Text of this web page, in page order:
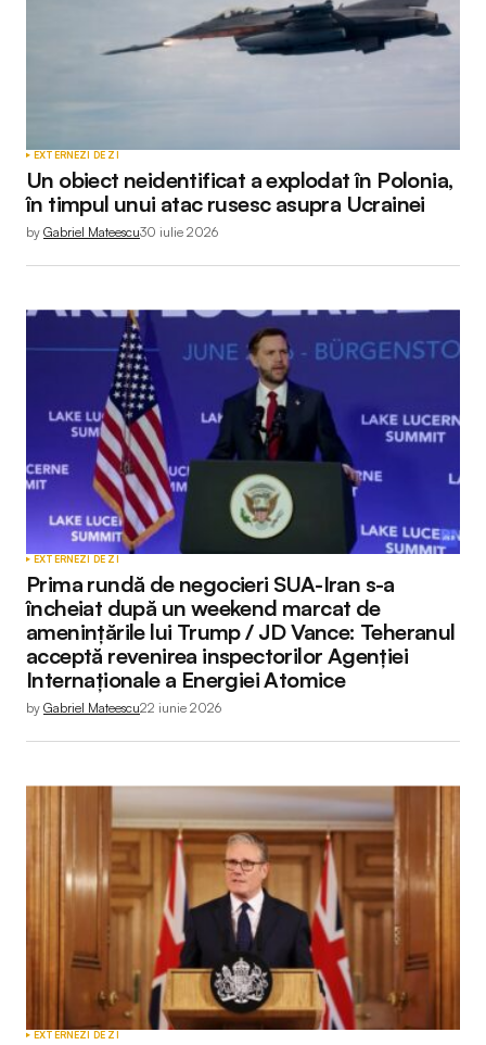
EXTERNEZI DE ZI
Un obiect neidentificat a explodat în Polonia,
în timpul unui atac rusesc asupra Ucrainei
by Gabriel Mateescu30 iulie 2026
EXTERNEZI DE ZI
Prima rundă de negocieri SUA-Iran s-a
încheiat după un weekend marcat de
amenințările lui Trump / JD Vance: Teheranul
acceptă revenirea inspectorilor Agenției
Internaționale a Energiei Atomice
by Gabriel Mateescu22 iunie 2026
EXTERNEZI DE ZI